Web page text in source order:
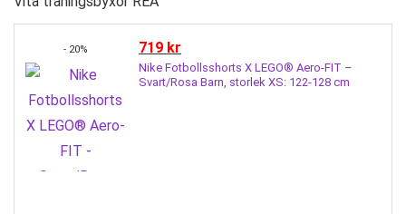
- 20% 719 kr
Nike Fotbollsshorts X LEGO® Aero-FIT –
Svart/Rosa Barn, storlek XS: 122-128 cm